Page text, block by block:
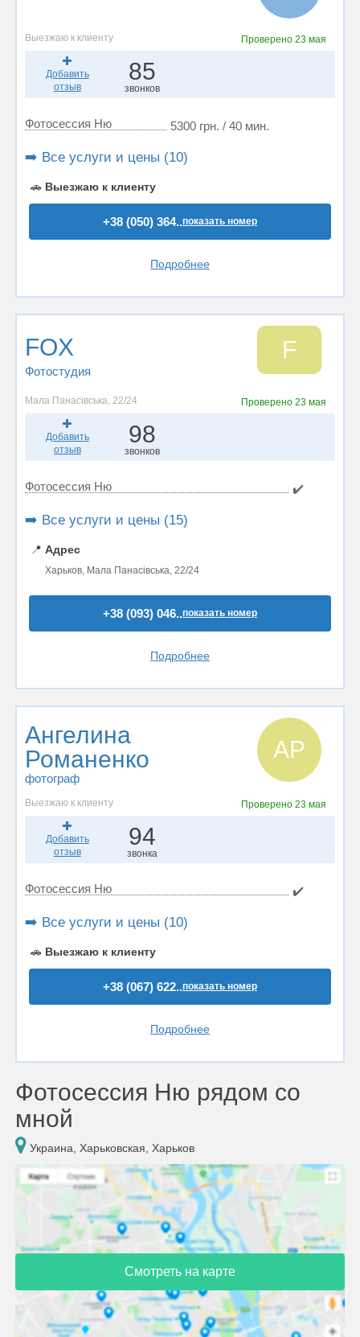
Выезжаю к клиенту Проверено 23 мая
Добавить
отзыв
85
звонков
Фотосессия Ню 5300 грн. / 40 мин.
➡️ Все услуги и цены (10)
🚗 Выезжаю к клиенту
+38 (050) 364..показать номер
Подробнее
FOX
Фотостудия
F
Мала Панасівська, 22/24 Проверено 23 мая
Добавить
отзыв
98
звонков
Фотосессия Ню ✔️
➡️ Все услуги и цены (15)
📍 Адрес
Харьков, Мала Панасівська, 22/24
+38 (093) 046..показать номер
Подробнее
Ангелина
Романенко
фотограф
АР
Выезжаю к клиенту Проверено 23 мая
Добавить
отзыв
94
звонка
Фотосессия Ню ✔️
➡️ Все услуги и цены (10)
🚗 Выезжаю к клиенту
+38 (067) 622..показать номер
Подробнее
Фотосессия Ню рядом со
мной
Украина, Харьковская, Харьков
Смотреть на карте